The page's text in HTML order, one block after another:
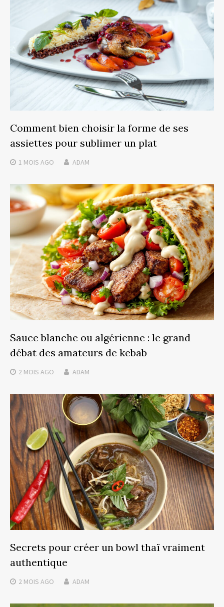
Comment bien choisir la forme de ses
assiettes pour sublimer un plat
1 MOIS AGO ADAM
Sauce blanche ou algérienne : le grand
débat des amateurs de kebab
2 MOIS AGO ADAM
Secrets pour créer un bowl thaï vraiment
authentique
2 MOIS AGO ADAM